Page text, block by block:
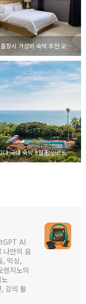
세종시 출장시 가성비 숙박 추천 오송스테이
다 국내 숙박 9월 할인코드
AI
나만의 음
, 믹싱,
지노의
강의 활